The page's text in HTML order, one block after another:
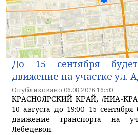
До 15 сентября
движение на участке ул.
Опубликовано 06.08.2026 16:50
КРАСНОЯРСКИЙ КРАЙ, /НИА-
10 августа до 19:00 15
движение транспорта на
Лебедевой.